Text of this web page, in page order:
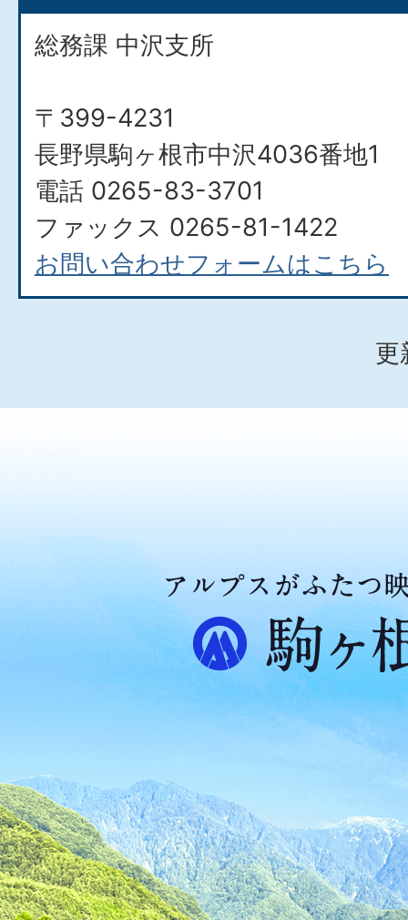
総務課 中沢支所
〒399-4231
長野県駒ヶ根市中沢4036番地1
電話 0265-83-3701
ファックス 0265-81-1422
お問い合わせフォームはこちら
更
ア
ル
プ
ス
が
た
つ
映